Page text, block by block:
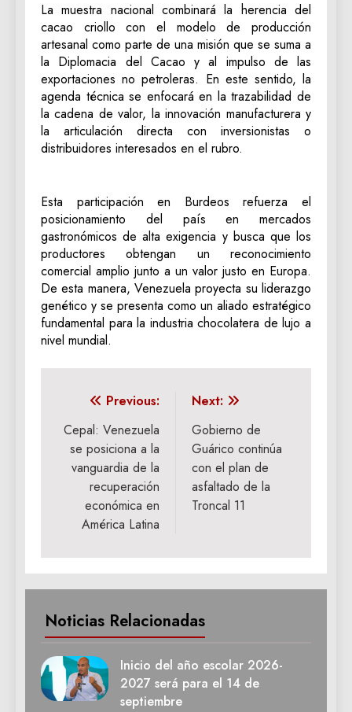
La muestra nacional combinará la herencia del
cacao criollo con el modelo de producción
artesanal como parte de una misión que se suma a
la Diplomacia del Cacao y al impulso de las
exportaciones no petroleras. En este sentido, la
agenda técnica se enfocará en la trazabilidad de
la cadena de valor, la innovación manufacturera y
la articulación directa con inversionistas o
distribuidores interesados en el rubro.
Esta participación en Burdeos refuerza el
posicionamiento del país en mercados
gastronómicos de alta exigencia y busca que los
productores obtengan un reconocimiento
comercial amplio junto a un valor justo en Europa.
De esta manera, Venezuela proyecta su liderazgo
genético y se presenta como un aliado estratégico
fundamental para la industria chocolatera de lujo a
nivel mundial.
Navegación
de
entradas
Previous:
Cepal: Venezuela
se posiciona a la
vanguardia de la
recuperación
económica en
América Latina
Next:
Gobierno de
Guárico continúa
con el plan de
asfaltado de la
Troncal 11
Noticias Relacionadas
Inicio del año escolar 2026-
2027 será para el 14 de
septiembre